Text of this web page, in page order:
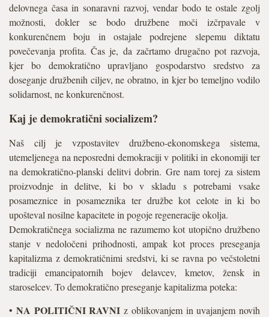
delovnega časa in sonaravni razvoj, vendar bodo te ostale zgolj
možnosti, dokler se bodo družbene moči izčrpavale v
konkurenčnem boju in ostajale podrejene slepemu diktatu
povečevanja profita. Čas je, da začrtamo drugačno pot razvoja,
kjer bo demokratično upravljano gospodarstvo sredstvo za
doseganje družbenih ciljev, ne obratno, in kjer bo temeljno vodilo
solidarnost, ne konkurenčnost.
Kaj je demokratični socializem?
Naš cilj je vzpostavitev družbeno-ekonomskega sistema,
utemeljenega na neposredni demokraciji v politiki in ekonomiji ter
na demokratično-planski delitvi dobrin. Gre nam torej za sistem
proizvodnje in delitve, ki bo v skladu s potrebami vsake
posameznice in posameznika ter družbe kot celote in ki bo
upošteval nosilne kapacitete in pogoje regeneracije okolja.
Demokratičnega socializma ne razumemo kot utopično družbeno
stanje v nedoločeni prihodnosti, ampak kot proces preseganja
kapitalizma z demokratičnimi sredstvi, ki se ravna po večstoletni
tradiciji emancipatornih bojev delavcev, kmetov, žensk in
staroselcev. To demokratično preseganje kapitalizma poteka:
• NA POLITIČNI RAVNI z oblikovanjem in uvajanjem novih